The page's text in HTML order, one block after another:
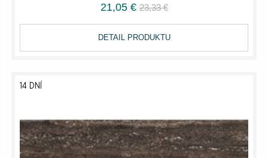
21,05 € 23,33 €
DETAIL PRODUKTU
14 DNÍ